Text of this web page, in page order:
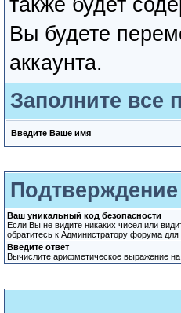
также будет
Вы будете
аккаунта.
Заполните
Введите Ваше имя
Подтверждение
Ваш уникальный код безопасности
Если Вы не видите никаких чисел или
обратитесь к Администратору форума
Введите ответ
Вычислите арифметическое выражение на